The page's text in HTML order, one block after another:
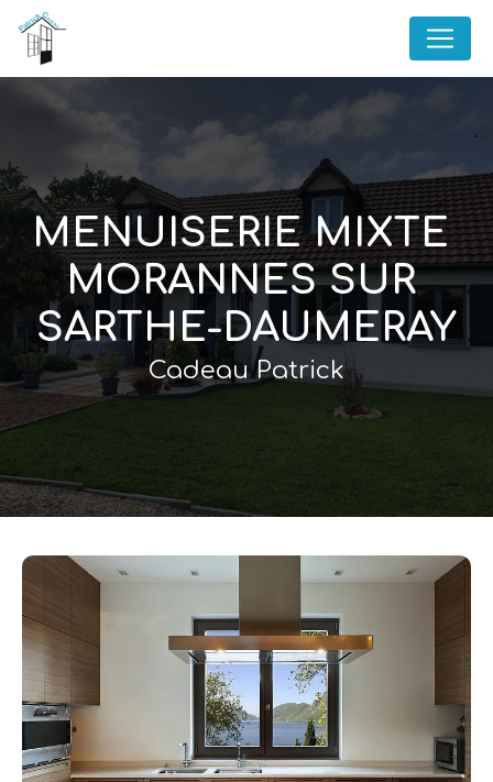
MENUISERIE MIXTE
MORANNES SUR
SARTHE-DAUMERAY
Cadeau Patrick
Panneau de gestion des cookies